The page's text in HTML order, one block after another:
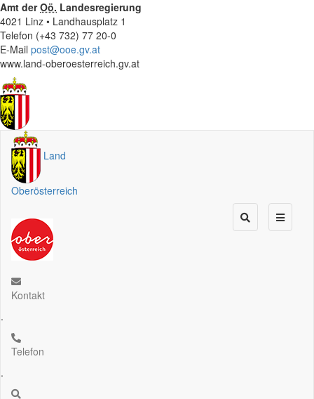
Amt derOö. Landesregierung
4021 Linz • Landhausplatz 1
Telefon (+43 732) 77 20-0
E-Mail post@ooe.gv.at
www.land-oberoesterreich.gv.at
Land
Oberösterreich
Kontakt
.
Telefon
.